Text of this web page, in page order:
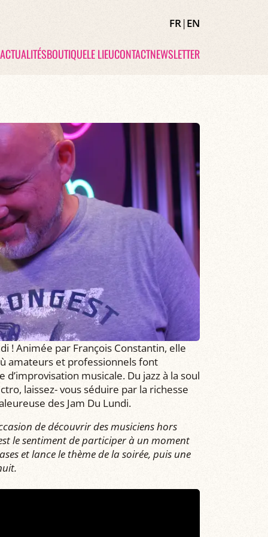
FR|EN
ACTUALITÉSBOUTIQUELE LIEUCONTACTNEWSLETTER
! Animée par François Constantin, elle
amateurs et professionnels font
musicale. Du jazz à la soul
laissez- vous séduire par la richesse
des Jam Du Lundi.
de découvrir des musiciens hors
le sentiment de participer à un moment
et lance le thème de la soirée, puis une